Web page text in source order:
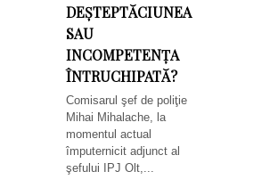
DEȘTEPTĂCIUNEA
SAU
INCOMPETENȚA
ÎNTRUCHIPATĂ?
Comisarul şef de poliţie
Mihai Mihalache, la
momentul actual
împuternicit adjunct al
şefului IPJ Olt,...